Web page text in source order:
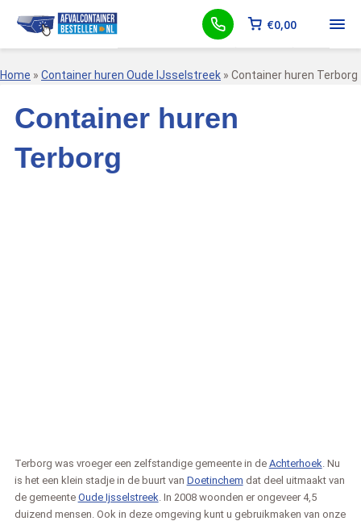
€0,00
Home » Container huren Oude IJsselstreek » Container huren Terborg
Container huren
Terborg
Terborg was vroeger een zelfstandige gemeente in de Achterhoek . Nu
is het een klein stadje in de buurt van Doetinchem dat deel uitmaakt van
de gemeente Oude Ijsselstreek . In 2008 woonden er ongeveer 4,5
duizend mensen. Ook in deze omgeving kunt u gebruikmaken van onze